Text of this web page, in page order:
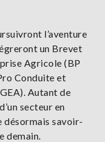
l’aventure
un Brevet
Agricole (BP
Conduite et
Autant de
secteur en
désormais savoir-
demain.